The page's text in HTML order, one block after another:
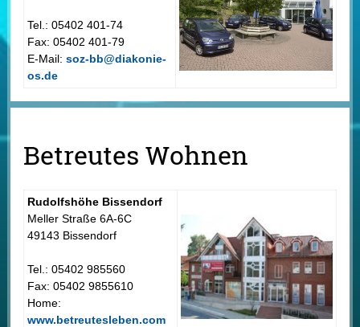
Tel.: 05402 401-74
Fax: 05402 401-79
E-Mail:soz-bb@diakonie-
os.de
Betreutes Wohnen
Rudolfshöhe Bissendorf
Meller Straße 6A-6C
49143 Bissendorf
Tel.: 05402 985560
Fax: 05402 9855610
Home:
www.betreutesleben.com